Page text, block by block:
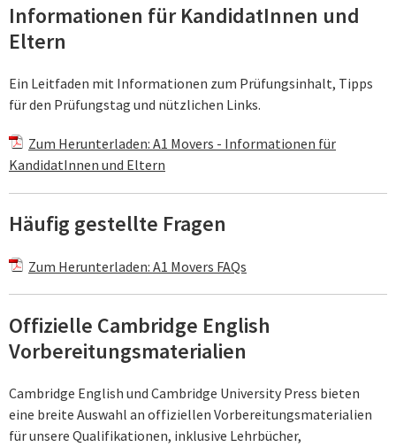
Informationen für KandidatInnen und
Eltern
Ein Leitfaden mit Informationen zum Prüfungsinhalt, Tipps
für den Prüfungstag und nützlichen Links.
Zum Herunterladen: A1 Movers - Informationen für
KandidatInnen und Eltern
Häufig gestellte Fragen
Zum Herunterladen: A1 Movers FAQs
Offizielle Cambridge English
Vorbereitungsmaterialien
Cambridge English und Cambridge University Press bieten
eine breite Auswahl an offiziellen Vorbereitungsmaterialien
für unsere Qualifikationen, inklusive Lehrbücher,